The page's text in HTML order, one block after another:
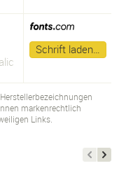
Schrift laden…
markenrechtlich
Links.